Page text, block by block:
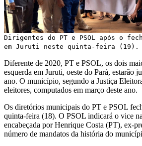
Dirigentes do PT e PSOL após o
em Juruti neste quinta-feira (19).
Diferente de 2020, PT e PSOL, os dois
esquerda em Juruti, oeste do Pará, estarão
ano. O município, segundo a Justiça
eleitores, computados em março deste ano.
Os diretórios municipais do PT e PSOL
quinta-feira (18). O PSOL indicará o vice
encabeçada por Henrique Costa (PT), ex-
número de mandatos da história do